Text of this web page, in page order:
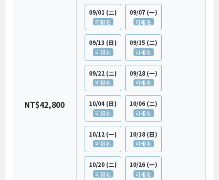
NT$42,800
09/01 (二)
可報名
09/07 (一)
可報名
09/13 (日)
可報名
09/15 (二)
可報名
09/22 (二)
可報名
09/28 (一)
可報名
10/04 (日)
可報名
10/06 (二)
可報名
10/12 (一)
可報名
10/18 (日)
可報名
10/20 (二)
可報名
10/26 (一)
可報名